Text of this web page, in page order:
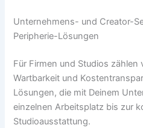
Unternehmens- und Creator-
Peripherie-Lösungen
Für Firmen und Studios zählen
Wartbarkeit und
Lösungen, die mit Deinem
einzelnen Arbeitsplatz bis zur
Studioausstattung.